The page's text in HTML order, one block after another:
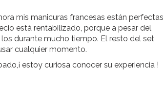
mis manicuras francesas están perfectas
está rentabilizado, porque a pesar del
durante mucho tiempo. El resto del set
cualquier momento.
estoy curiosa conocer su experiencia !